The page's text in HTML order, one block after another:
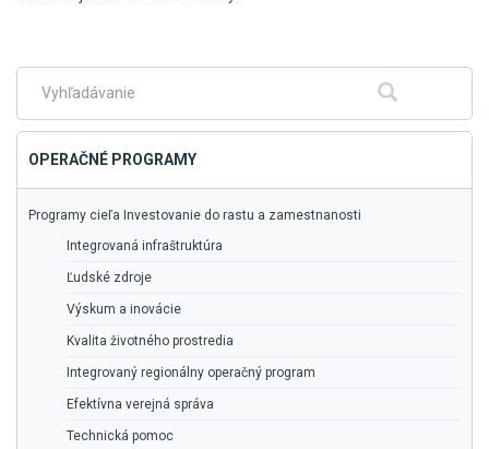
menu
Fulltextové
Hľadať
OPERAČNÉ PROGRAMY
Programy cieľa Investovanie do rastu a zamestnanosti
Integrovaná infraštruktúra
Ľudské zdroje
Výskum a inovácie
Kvalita životného prostredia
Integrovaný regionálny operačný program
Efektívna verejná správa
Technická pomoc